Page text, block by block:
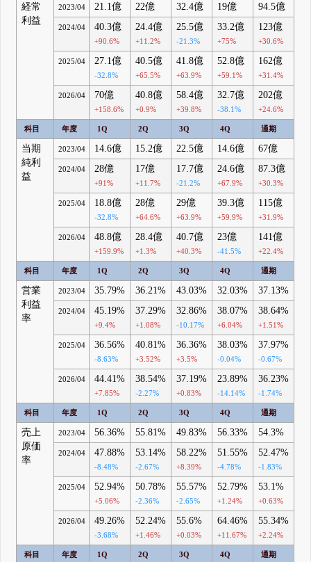
経常
利益
2023/04 21.1億 22億 32.4億 19億 94.5億
2024/04 40.3億
+90.6%
24.4億
+11.2%
25.5億
-21.3%
33.2億
+75%
123億
+30.6%
2025/04 27.1億
-32.8%
40.5億
+65.5%
41.8億
+63.9%
52.8億
+59.1%
162億
+31.4%
2026/04 70億
+158.6%
40.8億
+0.9%
58.4億
+39.8%
32.7億
-38.1%
202億
+24.6%
科目 年度 1Q 2Q 3Q 4Q 通期
当期
純利
益
2023/04 14.6億 15.2億 22.5億 14.6億 67億
2024/04 28億
+91%
17億
+11.7%
17.7億
-21.2%
24.6億
+67.9%
87.3億
+30.3%
2025/04 18.8億
-32.8%
28億
+64.6%
29億
+63.9%
39.3億
+59.9%
115億
+31.9%
2026/04 48.8億
+159.9%
28.4億
+1.3%
40.7億
+40.3%
23億
-41.5%
141億
+22.4%
科目 年度 1Q 2Q 3Q 4Q 通期
営業
利益
率
2023/04 35.79% 36.21% 43.03% 32.03% 37.13%
2024/04 45.19%
+9.4%
37.29%
+1.08%
32.86%
-10.17%
38.07%
+6.04%
38.64%
+1.51%
2025/04 36.56%
-8.63%
40.81%
+3.52%
36.36%
+3.5%
38.03%
-0.04%
37.97%
-0.67%
2026/04 44.41%
+7.85%
38.54%
-2.27%
37.19%
+0.83%
23.89%
-14.14%
36.23%
-1.74%
科目 年度 1Q 2Q 3Q 4Q 通期
売上
原価
率
2023/04 56.36% 55.81% 49.83% 56.33% 54.3%
2024/04 47.88%
-8.48%
53.14%
-2.67%
58.22%
+8.39%
51.55%
-4.78%
52.47%
-1.83%
2025/04 52.94%
+5.06%
50.78%
-2.36%
55.57%
-2.65%
52.79%
+1.24%
53.1%
+0.63%
2026/04 49.26%
-3.68%
52.24%
+1.46%
55.6%
+0.03%
64.46%
+11.67%
55.34%
+2.24%
科目 年度 1Q 2Q 3Q 4Q 通期